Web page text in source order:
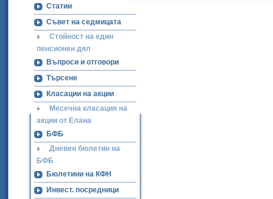
Статии
Съвет на седмицата
Стойност на един
пенсионен дял
Въпроси и отговори
Търсене
Класации на акции
Месечна класация на
акции от Елана
БФБ
Дневен бюлетин на
БФБ
Бюлетини на КФН
Инвест. посредници